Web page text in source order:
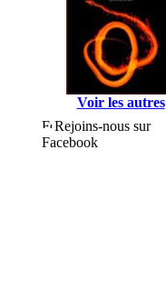
Voir les autres
Rejoins-nous sur
Facebook